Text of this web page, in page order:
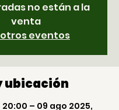
no están a la
venta
eventos
ubicación
– 09 ago 2025,